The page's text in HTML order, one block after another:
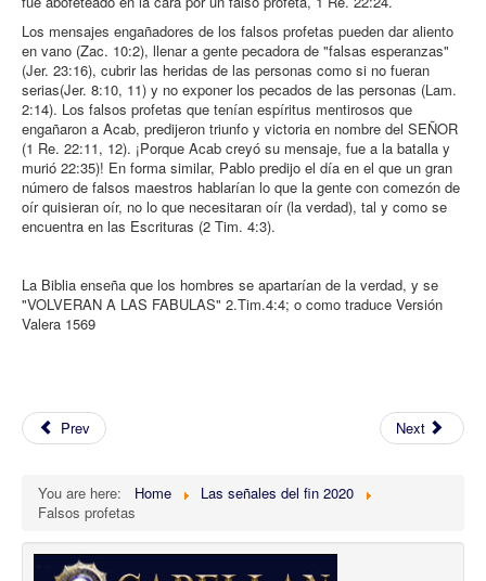
Los mensajes engañadores de los falsos profetas pueden dar aliento
en vano (Zac. 10:2), llenar a gente pecadora de "falsas esperanzas"
(Jer. 23:16), cubrir las heridas de las personas como si no fueran
serias(Jer. 8:10, 11) y no exponer los pecados de las personas (Lam.
2:14). Los falsos profetas que tenían espíritus mentirosos que
engañaron a Acab, predijeron triunfo y victoria en nombre del SEÑOR
(1 Re. 22:11, 12). ¡Porque Acab creyó su mensaje, fue a la batalla y
murió 22:35)! En forma similar, Pablo predijo el día en el que un gran
número de falsos maestros hablarían lo que la gente con comezón de
oír quisieran oír, no lo que necesitaran oír (la verdad), tal y como se
encuentra en las Escrituras (2 Tim. 4:3).
La Biblia enseña que los hombres se apartarían de la verdad, y se
"VOLVERAN A LAS FABULAS" 2.Tim.4:4; o como traduce Versión
Valera 1569
Prev Next
You are here: Home
Las señales del fin 2020
Falsos profetas